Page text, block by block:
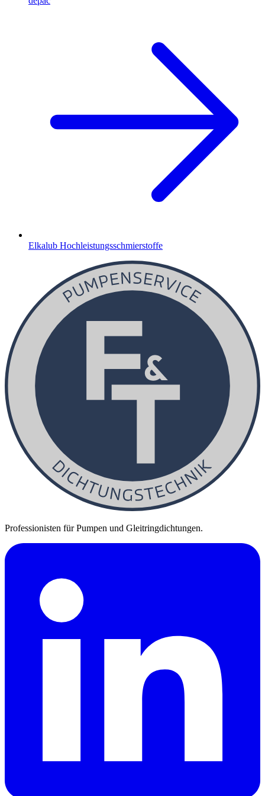
Elkalub Hochleistungsschmierstoffe
Professionisten für Pumpen und Gleitringdichtungen.